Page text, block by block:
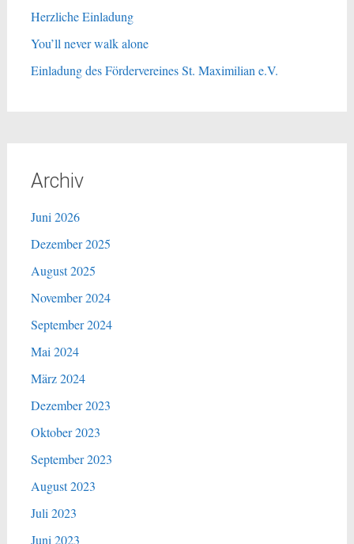
Herzliche Einladung
You’ll never walk alone
Einladung des Fördervereines St. Maximilian e.V.
Archiv
Juni 2026
Dezember 2025
August 2025
November 2024
September 2024
Mai 2024
März 2024
Dezember 2023
Oktober 2023
September 2023
August 2023
Juli 2023
Juni 2023